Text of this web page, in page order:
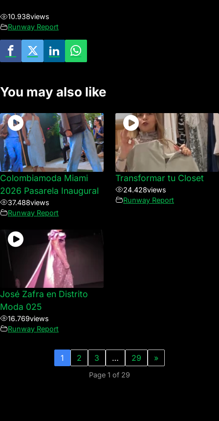
10.938views
Runway Report
You may also like
Colombiamoda Miami
2026 Pasarela Inaugural
37.488views
Runway Report
Transformar tu Closet
24.428views
Runway Report
José Zafra en Distrito
Moda 025
16.769views
Runway Report
1 2 3 … 29 »
Page 1 of 29